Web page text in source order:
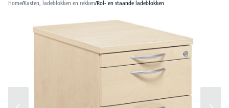
Home/Kasten, ladeblokken en rekken/Rol- en staande ladeblokken
Afbeeldingengalerij overslaan